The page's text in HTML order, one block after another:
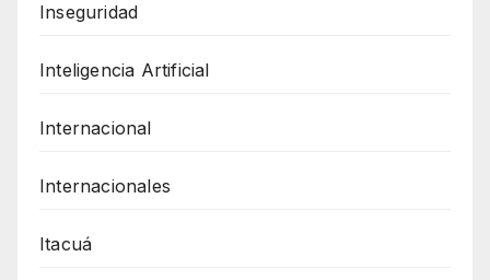
Inseguridad
Inteligencia Artificial
Internacional
Internacionales
Itacuá